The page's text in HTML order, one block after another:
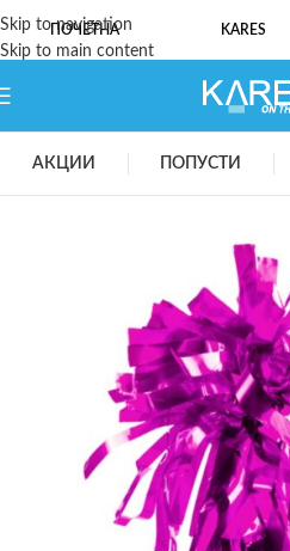
Skip to navigation
Skip to main content
ПОЧЕТНА KARES
АКЦИИ ПОПУСТИ